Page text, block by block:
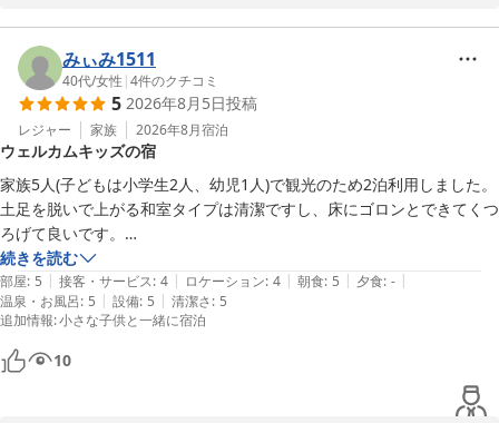
当ホテルの立地につきましてご評価いただき、ありがとうございま
す。狸小路商店街に面した利便性がお役に立てたようで嬉しく存じ
ます。また、客室の雰囲気についてもお言葉をいただき、感謝申し
上げます。
一方で、お部屋の清掃状態につきまして、ご不快な思いをおかけし
誠に申し訳ございませんでした。快適にお過ごしいただくべき客室
で、このようなご指摘をいただく結果となりましたことを重く受け
止めております。
いただいたご意見を清掃担当とも共有し、清掃・点検体制を見直す
ことで、より快適な環境をご提供できるよう改善に努めてまいりま
す。
貴重なご意見をお寄せいただき、誠にありがとうございました。
みぃみ1511
40代/女性 |4件のクチコミ
5 2026年8月5日投稿
レジャー 家族 2026年8月宿泊
ウェルカムキッズの宿
家族5人(子どもは小学生2人、幼児1人)で観光のため2泊利用しました。
土足を脱いで上がる和室タイプは清潔ですし、床にゴロンとできてくつ
ろげて良いです。
風呂とトイレが別で、風呂場に洗い場がありどちらも綺麗でした。
近くに飲食店が多々あるので夕食は外に出ました。朝食は美味しいも
の、珍しいものがたくさん置いてあってついつい食べ過ぎてしまうほど
でした。
ウェルカムドリンクやアメニティバイキングのサービス、アナログゲー
ム貸し出し、連泊掃除なしも現代に合っていて良いです。
続きを読む
部屋: 5 | 接客・サービス: 4 | ロケーション: 4 | 朝食: 5 | 夕食: - |
温泉・お風呂: 5 | 設備: 5 | 清潔さ: 5
追加情報:小さな子供と一緒に宿泊
10